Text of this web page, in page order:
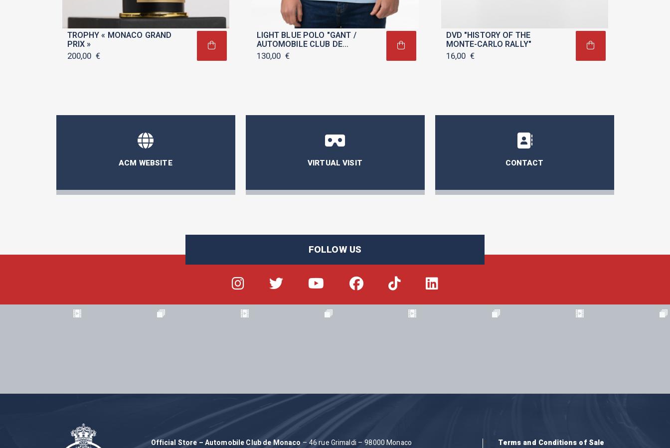
TROPHY « MONACO GRAND
PRIX »
200,00 €
LIGHT BLUE POLO "GANT /
AUTOMOBILE CLUB DE
MONACO" FOR MEN
130,00 €
DVD "HISTORY OF THE
MONTE-CARLO RALLY"
16,00 €
ACM WEBSITE VIRTUAL VISIT CONTACT
FOLLOW US
Official Store – Automobile Club de Monaco – 46 rue Grimaldi – 98000 Monaco
Terms and Conditions of Sale